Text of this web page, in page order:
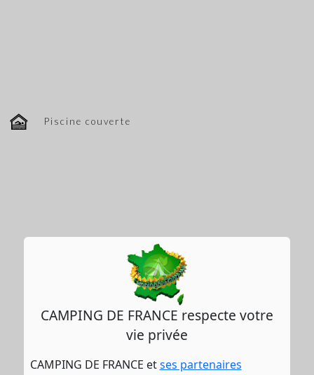
CAMPING DE FRANCE respecte votre
vie privée
CAMPING DE FRANCE etses partenaires
Piscine couverte